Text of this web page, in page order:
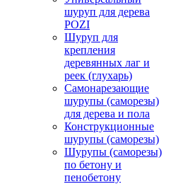
шуруп для дерева
POZI
Шуруп для
крепления
деревянных лаг и
реек (глухарь)
Самонарезающие
шурупы (саморезы)
для дерева и пола
Конструкционные
шурупы (саморезы)
Шурупы (саморезы)
по бетону и
пенобетону